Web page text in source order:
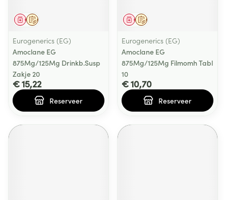
Op voorschrift
Geneesmiddel
Eurogenerics (EG)
Amoclane EG
875Mg/125Mg Drinkb.Susp
Zakje 20
€ 15,22
Reserveer
Op voorschrift
Geneesmiddel
Eurogenerics (EG)
Amoclane EG
875Mg/125Mg Filmomh Tabl
10
€ 10,70
Reserveer